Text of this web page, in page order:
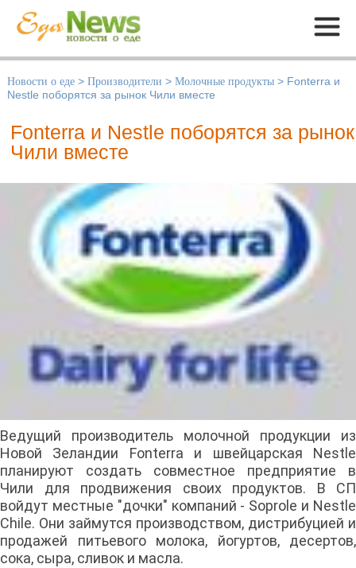
Меню
Новости о еде > Производители > Молочные продукты > Fonterra и
Nestle поборятся за рынок Чили вместе
Fonterra и Nestle поборятся за рынок
Чили вместе
Ведущий производитель молочной продукции из
Новой Зеландии Fonterra и швейцарская Nestle
планируют создать совместное предприятие в
Чили для продвижения своих продуктов. В СП
войдут местные "дочки" компаний - Soprole и Nestle
Chile. Они займутся производством, дистрибуцией и
продажей питьевого молока, йогуртов, десертов,
сока, сыра, сливок и масла.